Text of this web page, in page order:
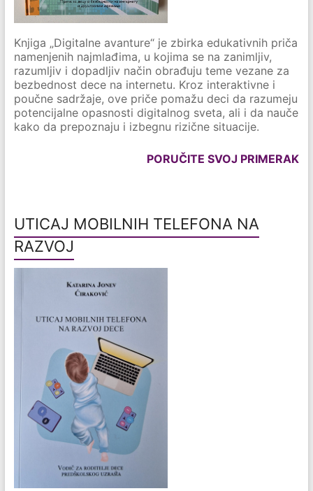
Knjiga „Digitalne avanture“ je zbirka edukativnih priča
namenjenih najmlađima, u kojima se na zanimljiv,
razumljiv i dopadljiv način obrađuju teme vezane za
bezbednost dece na internetu. Kroz interaktivne i
poučne sadržaje, ove priče pomažu deci da razumeju
potencijalne opasnosti digitalnog sveta, ali i da nauče
kako da prepoznaju i izbegnu rizične situacije.
PORUČITE SVOJ PRIMERAK
UTICAJ MOBILNIH TELEFONA NA
RAZVOJ